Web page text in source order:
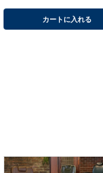
カートに入れる